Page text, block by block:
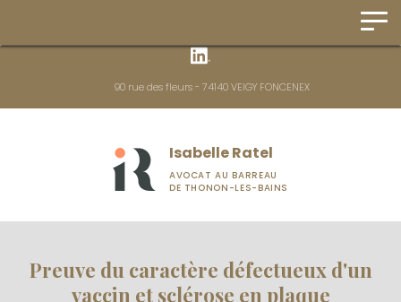
90 rue des fleurs - 74140 VEIGY FONCENEX
Isabelle Ratel
AVOCAT AU BARREAU
DE THONON-LES-BAINS
Preuve du caractère défectueux d'un
vaccin et sclérose en plaque